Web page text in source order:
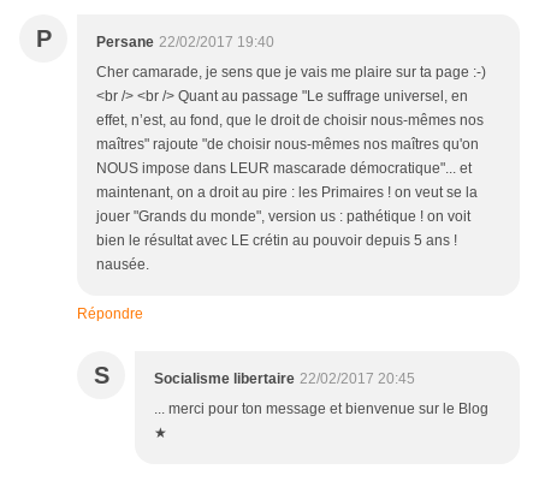
P Persane 22/02/2017 19:40
Cher camarade, je sens que je vais me plaire sur ta page :-)
<br /> <br /> Quant au passage "Le suffrage universel, en
effet, n’est, au fond, que le droit de choisir nous-mêmes nos
maîtres" rajoute "de choisir nous-mêmes nos maîtres qu'on
NOUS impose dans LEUR mascarade démocratique"... et
maintenant, on a droit au pire : les Primaires ! on veut se la
jouer "Grands du monde", version us : pathétique ! on voit
bien le résultat avec LE crétin au pouvoir depuis 5 ans !
nausée.
Répondre
S Socialisme libertaire 22/02/2017 20:45
... merci pour ton message et bienvenue sur le Blog
★